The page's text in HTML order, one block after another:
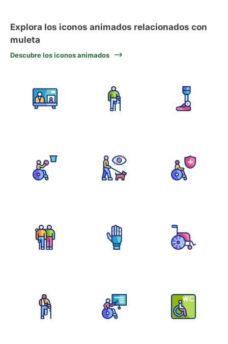
Explora los iconos animados relacionados con
muleta
Descubre los iconos animados